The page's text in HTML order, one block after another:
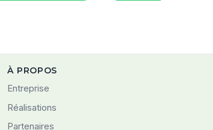
À PROPOS
Entreprise
Réalisations
Partenaires